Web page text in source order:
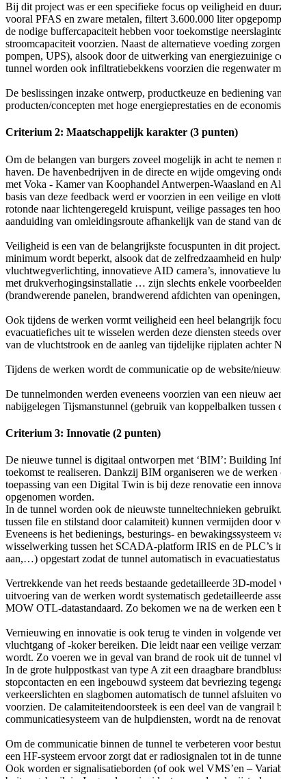
Bij dit project was er een specifieke focus op veiligheid en
vooral PFAS en zware metalen, filtert 3.600.000 liter
de nodige buffercapaciteit hebben voor toekomstige
stroomcapaciteit voorzien. Naast de alternatieve voeding
pompen, UPS), alsook door de uitwerking van energiezuinige
tunnel worden ook infiltratiebekkens voorzien die regenwater
De beslissingen inzake ontwerp, productkeuze en bediening
producten/concepten met hoge energieprestaties en de
Criterium 2: Maatschappelijk karakter (3 punten)
Om de belangen van burgers zoveel mogelijk in acht te
haven. De havenbedrijven in de directe en wijde omgeving
met Voka ‑ Kamer van Koophandel Antwerpen‑Waasland en
basis van deze feedback werd er voorzien in een veilige en
rotonde naar lichtengeregeld kruispunt, veilige passages ten
aanduiding van omleidingsroute afhankelijk van de stand van
Veiligheid is een van de belangrijkste focuspunten in dit
minimum wordt beperkt, alsook dat de zelfredzaamheid en
vluchtwegverlichting, innovatieve AID camera’s, innovatieve
met drukverhogingsinstallatie … zijn slechts enkele
(brandwerende panelen, brandwerend afdichten van
Ook tijdens de werken vormt veiligheid een heel belangrijk
evacuatiefiches uit te wisselen werden deze diensten steeds
van de vluchtstrook en de aanleg van tijdelijke rijplaten achter
Tijdens de werken wordt de communicatie op de website/
De tunnelmonden werden eveneens voorzien van een nieuw
nabijgelegen Tijsmanstunnel (gebruik van koppelbalken tussen
Criterium 3: Innovatie (2 punten)
De nieuwe tunnel is digitaal ontworpen met ‘BIM’: Building
toekomst te realiseren. Dankzij BIM organiseren we de
toepassing van een Digital Twin is bij deze renovatie een
opgenomen worden.
In de tunnel worden ook de nieuwste tunneltechnieken
tussen file en stilstand door calamiteit) kunnen vermijden door
Eveneens is het bedienings, besturings- en
wisselwerking tussen het SCADA-platform IRIS en de PLC’s
aan,…) opgestart zodat de tunnel automatisch in
Vertrekkende van het reeds bestaande gedetailleerde 3D-
uitvoering van de werken wordt systematisch gedetailleerde
MOW OTL-datastandaard. Zo bekomen we na de werken
Vernieuwing en innovatie is ook terug te vinden in volgende
vluchtgang of -koker bereiken. Die leidt naar een veilige
wordt. Zo voeren we in geval van brand de rook uit de tunnel
In de grote hulppostkast van type A zit een draagbare
stopcontacten en een ingebouwd systeem dat bevriezing
verkeerslichten en slagbomen automatisch de tunnel afsluiten
voorzien. De calamiteitendoorsteek is een deel van de
communicatiesysteem van de hulpdiensten, wordt na de
Om de communicatie binnen de tunnel te verbeteren voor
een HF-systeem ervoor zorgt dat er radiosignalen tot in de
Ook worden er signalisatieborden (of ook wel VMS’en –